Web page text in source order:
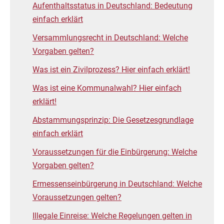
Aufenthaltsstatus in Deutschland: Bedeutung
einfach erklärt
Versammlungsrecht in Deutschland: Welche
Vorgaben gelten?
Was ist ein Zivilprozess? Hier einfach erklärt!
Was ist eine Kommunalwahl? Hier einfach
erklärt!
Abstammungsprinzip: Die Gesetzesgrundlage
einfach erklärt
Voraussetzungen für die Einbürgerung: Welche
Vorgaben gelten?
Ermessenseinbürgerung in Deutschland: Welche
Voraussetzungen gelten?
Illegale Einreise: Welche Regelungen gelten in